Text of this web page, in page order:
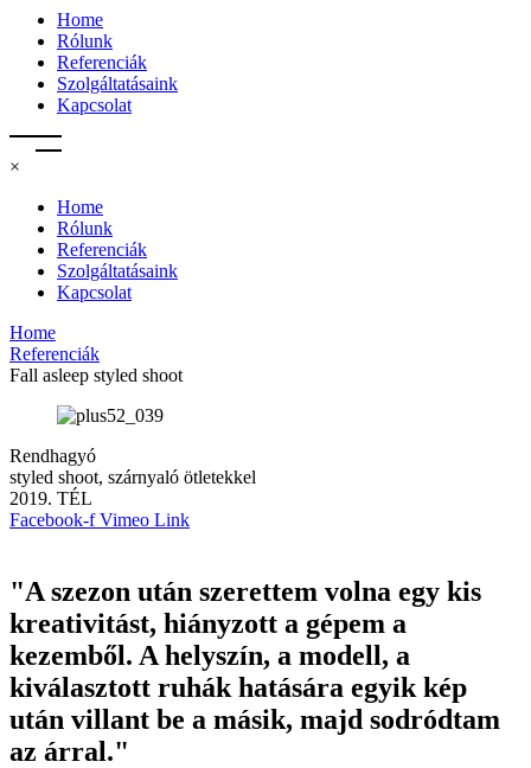
Home
Rólunk
Referenciák
Szolgáltatásaink
Kapcsolat
×
Home
Rólunk
Referenciák
Szolgáltatásaink
Kapcsolat
Home
Referenciák
Fall asleep styled shoot
Rendhagyó
styled shoot, szárnyaló ötletekkel
2019. TÉL
Facebook-f Vimeo Link
"A szezon után szerettem volna egy kis
kreativitást, hiányzott a gépem a
kezemből. A helyszín, a modell, a
kiválasztott ruhák hatására egyik kép
után villant be a másik, majd sodródtam
az árral."